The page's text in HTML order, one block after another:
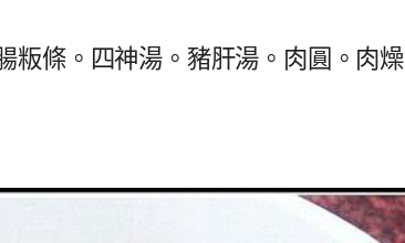
粄條。四神湯。豬肝湯。肉圓。肉燥